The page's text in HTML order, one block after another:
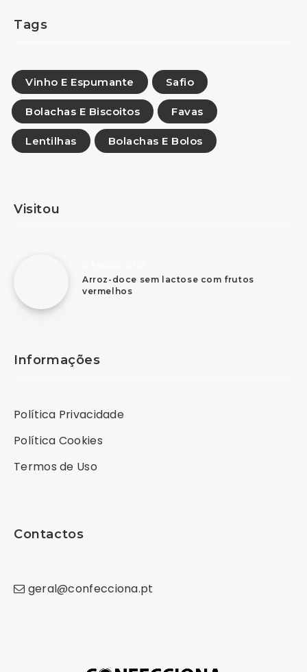
Tags
Vinho E Espumante Safio
Bolachas E Biscoitos Favas
Lentilhas Bolachas E Bolos
Visitou
Arroz-doce sem lactose com frutos
vermelhos
Informações
Política Privacidade
Política Cookies
Termos de Uso
Contactos
geral@confecciona.pt